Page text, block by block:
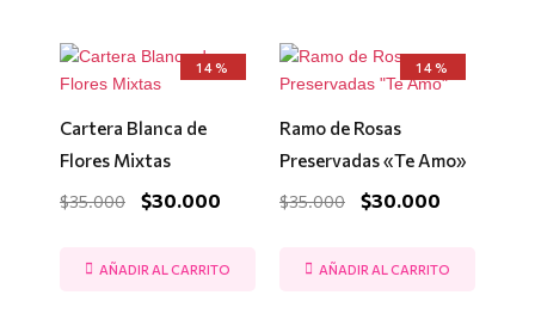
14%
Cartera Blanca de
Flores Mixtas
$35.000
El
precio
era:
$35.000.
$30.000
El
precio
$30.000.
AÑADIR AL CARRITO
14%
Ramo de Rosas
Preservadas «Te Amo»
$35.000
El
precio
era:
$35.000.
$30.000
El
precio
AÑADIR AL CARRITO